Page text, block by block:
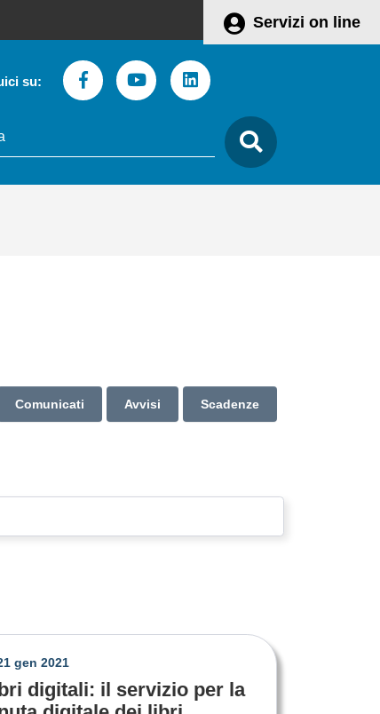
Servizi on line
su: FacebookYoutubeLinkedin
Comunicati Avvisi Scadenze
gen 2021
digitali: il servizio per la